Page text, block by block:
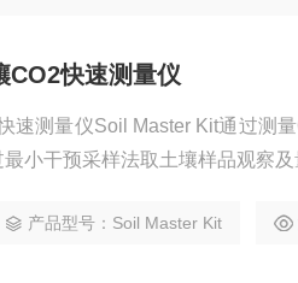
CO2快速测量仪
速测量仪Soil Master Kit通过测
小干预采样法取土壤样品观察
产品型号：Soil Master Kit